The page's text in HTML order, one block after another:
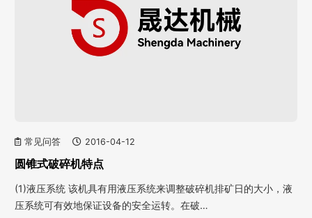
常见问答 2016-04-12
圆锥式破碎机特点
(1)液压系统 该机具有用液压系统来调整破碎机排矿日的大小，液
压系统可有效地保证设备的安全运转。在破…